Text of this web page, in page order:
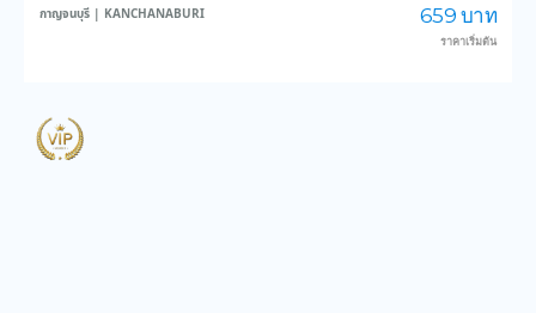
กาญจนบุรี | KANCHANABURI 659 บาท
ราคาเริ่มต้น